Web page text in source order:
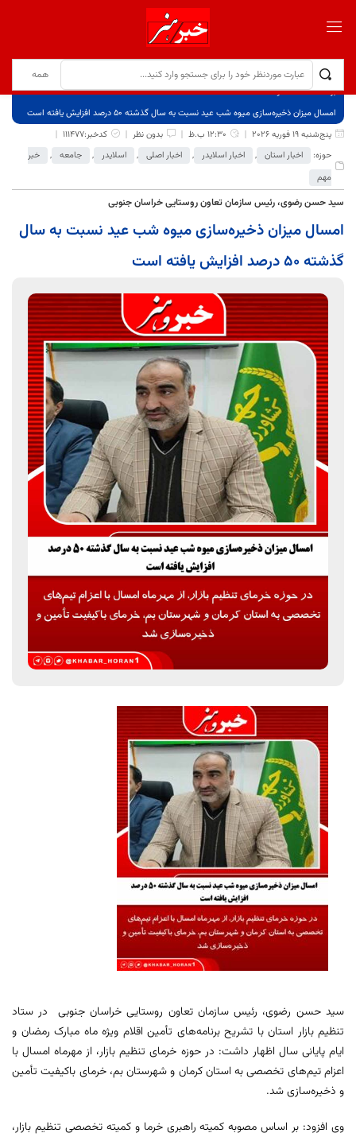
برگ نخست
نوشته‌ها
امسال میزان ذخیره‌سازی میوه شب عید نسبت به سال گذشته 50 درصد افزایش یافته است
پنج‌شنبه 19 فوریه 2026
12:30 ب.ظ بدون نظر
کدخبر:111477
حوزه:
اخبار استان , اخبار اسلایدر , اخبار اصلی , اسلایدر , جامعه ,
خبر
مهم
سید حسن رضوی، رئیس سازمان تعاون روستایی خراسان جنوبی
امسال میزان ذخیره‌سازی میوه شب عید نسبت به سال
گذشته 50 درصد افزایش یافته است
سید حسن رضوی، رئیس سازمان تعاون روستایی خراسان جنوبی در ستاد
تنظیم بازار استان با تشریح برنامه‌های تأمین اقلام ویژه ماه مبارک رمضان و
ایام پایانی سال اظهار داشت: در حوزه خرمای تنظیم بازار، از مهرماه امسال با
اعزام تیم‌های تخصصی به استان کرمان و شهرستان بم، خرمای باکیفیت تأمین
و ذخیره‌سازی شد.
وی افزود: بر اساس مصوبه کمیته راهبری خرما و کمیته تخصصی تنظیم بازار،